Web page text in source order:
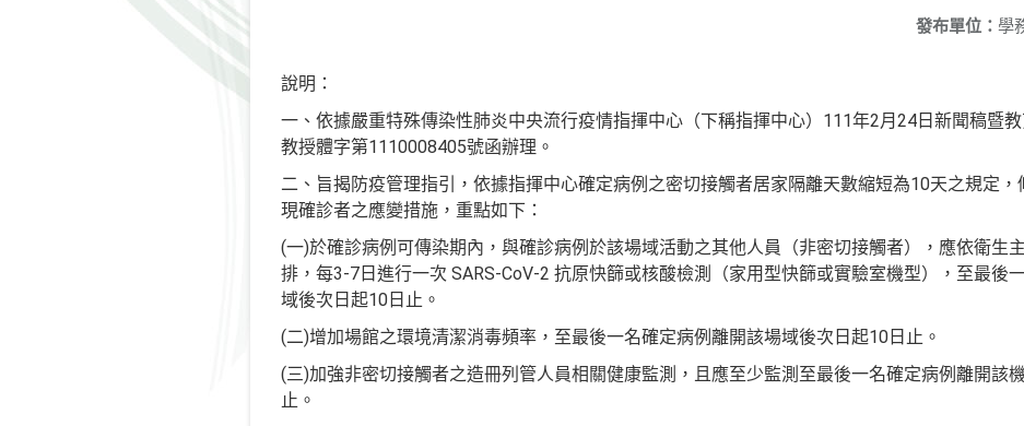
發布單位： 學
說明：
一、依據嚴重特殊傳染性肺炎中央流行疫情指揮中心（下稱指揮中心）111年2月24日新聞稿暨
教授體字第1110008405號函辦理。
二、旨揭防疫管理指引，依據指揮中心確定病例之密切接觸者居家隔離天數縮短為10天之規定，
現確診者之應變措施，重點如下：
(一)於確診病例可傳染期內，與確診病例於該場域活動之其他人員（非密切接觸者），應依衛生
排，每3-7日進行一次 SARS-CoV-2 抗原快篩或核酸檢測（家用型快篩或實驗室機型），至最後
域後次日起10日止。
(二)增加場館之環境清潔消毒頻率，至最後一名確定病例離開該場域後次日起10日止。
(三)加強非密切接觸者之造冊列管人員相關健康監測，且應至少監測至最後一名確定病例離開該
止。